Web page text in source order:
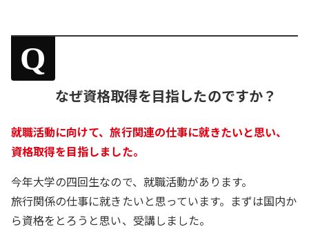
Q
なぜ資格取得を目指したのですか？
就職活動に向けて、旅行関連の仕事に就きたいと思い、
資格取得を目指しました。
今年大学の四回生なので、就職活動があります。
旅行関係の仕事に就きたいと思っています。まずは国内か
ら資格をとろうと思い、受講しました。